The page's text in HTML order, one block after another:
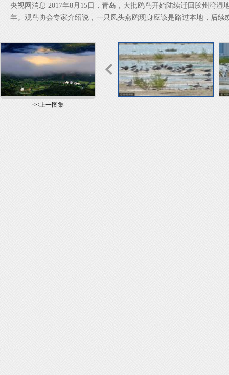
央视网消息 2017年8月15日，青岛，大批鸥鸟开始陆续迁回胶州湾
年。观鸟协会专家介绍说，一只凤头燕鸥现身应该是路过本地，后续
<<上一图集